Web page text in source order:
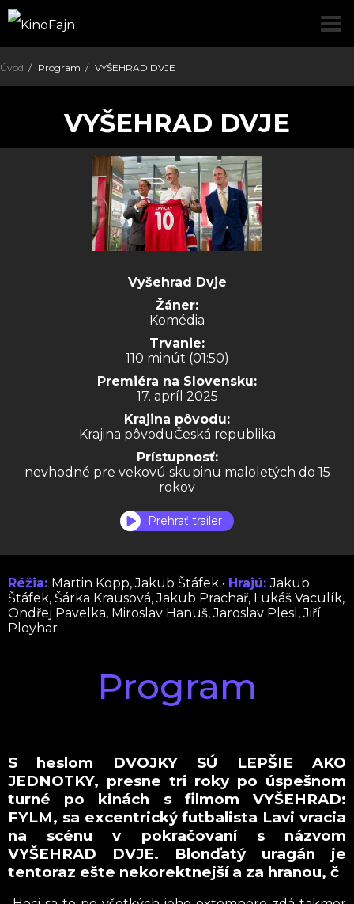
Úvod Program VYŠEHRAD DVJE
VYŠEHRAD DVJE
Vyšehrad Dvje
Žáner:
Komédia
Trvanie:
110 minút (01:50)
Premiéra na Slovensku:
17. apríl 2025
Krajina pôvodu:
Krajina pôvoduČeská republika
Prístupnosť:
nevhodné pre vekovú skupinu maloletých do 15
rokov
Prehrať trailer
Réžia: Martin Kopp, Jakub Štáfek • Hrajú:Jakub
Štáfek, Šárka Krausová, Jakub Prachař, Lukáš Vaculík,
Ondřej Pavelka, Miroslav Hanuš, Jaroslav Plesl, Jiří
Ployhar
Program
S heslom DVOJKY SÚ LEPŠIE AKO
JEDNOTKY, presne tri roky po úspešnom
turné po kinách s filmom VYŠEHRAD:
FYLM, sa excentrický futbalista Lavi vracia
na scénu v pokračovaní s názvom
VYŠEHRAD DVJE. Blonďatý uragán je
tentoraz ešte nekorektnejší a za hranou, č